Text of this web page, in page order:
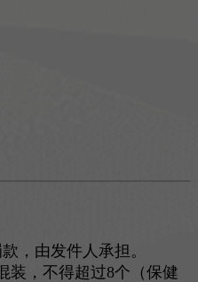
，由发件人承担。
装，不得超过8个（保健